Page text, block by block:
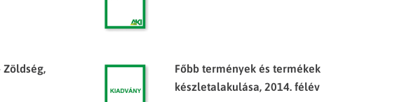
Főbb termények és termékek
készletalakulása, 2014. félév